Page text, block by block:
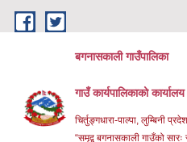
Skip to main content
बगनासकाली गाउँपालिका
गाउँ कार्यपालिकाको कार्यालय
चिर्तुङ्गधारा-पाल्पा, लुम्बिनी
“समृद्व बगनासकाली गाउँको